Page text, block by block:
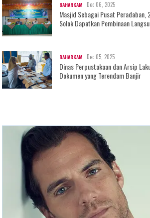
BAHARKAM Dec 06, 2025
Masjid Sebagai Pusat Peradaban,
Solok Dapatkan Pembinaan
BAHARKAM Dec 05, 2025
Dinas Perpustakaan dan Arsip
Dokumen yang Terendam Banjir